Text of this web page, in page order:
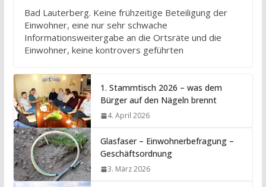
Bad Lauterberg. Keine frühzeitige Beteiligung der
Einwohner, eine nur sehr schwache
Informationsweitergabe an die Ortsräte und die
Einwohner, keine kontrovers geführten
1. Stammtisch 2026 – was dem
Bürger auf den Nägeln brennt
4. April 2026
Glasfaser – Einwohnerbefragung –
Geschäftsordnung
3. März 2026